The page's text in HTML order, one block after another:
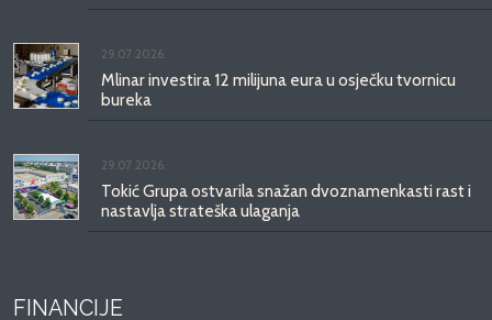
29.07.2026.
Mlinar investira 12 milijuna eura u osječku tvornicu
bureka
29.07.2026.
Tokić Grupa ostvarila snažan dvoznamenkasti rast i
nastavlja strateška ulaganja
FINANCIJE